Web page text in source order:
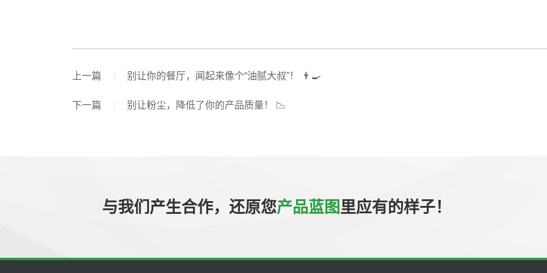
上一篇 别让你的餐厅，闻起来像个“油腻大叔”！ 👨‍🍳
下一篇 别让粉尘，降低了你的产品质量！ 📉
与我们产生合作，还原您产品蓝图 里应有的样子！